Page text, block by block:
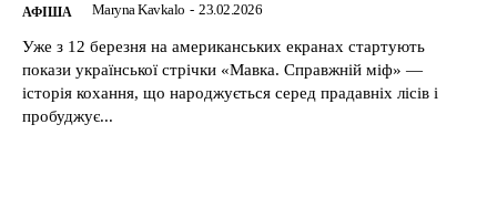
АФІША Maryna Kavkalo - 23.02.2026
Уже з 12 березня на американських екранах стартують
покази української стрічки «Мавка. Справжній міф» —
історія кохання, що народжується серед прадавніх лісів і
пробуджує...